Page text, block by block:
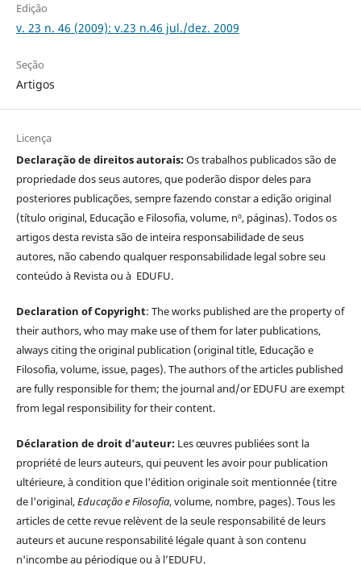
Edição
v. 23 n. 46 (2009): v.23 n.46 jul./dez. 2009
Seção
Artigos
Licença
Declaração de direitos autorais:Os trabalhos publicados são de
propriedade dos seus autores, que poderão dispor deles para
posteriores publicações, sempre fazendo constar a edição original
(título original, Educação e Filosofia, volume, nº, páginas). Todos os
artigos desta revista são de inteira responsabilidade de seus
autores, não cabendo qualquer responsabilidade legal sobre seu
conteúdo à Revista ou à EDUFU.
Declaration of Copyright: The works published are the property of
their authors, who may make use of them for later publications,
always citing the original publication (original title, Educação e
Filosofia, volume, issue, pages). The authors of the articles published
are fully responsible for them; the journal and/or EDUFU are exempt
from legal responsibility for their content.
Déclaration de droit d’auteur: Les œuvres publiées sont la
propriété de leurs auteurs, qui peuvent les avoir pour publication
ultérieure, à condition que l'édition originale soit mentionnée (titre
de l'original,Educação e Filosofia, volume, nombre, pages). Tous les
articles de cette revue relèvent de la seule responsabilité de leurs
auteurs et aucune responsabilité légale quant à son contenu
n'incombe au périodique ou à l’EDUFU.